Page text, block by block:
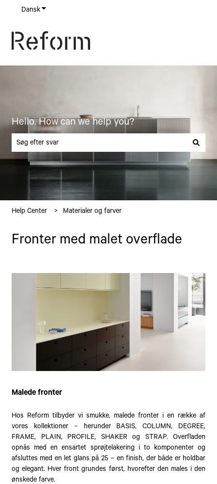
DanskVis undermenu for oversættelser
Hello. How can we help you?
Der er ingen forslag, da søgefeltet er tomt.
Help Center Materialer og farver
Fronter med malet overflade
Malede fronter
Hos Reform tilbyder vi smukke, malede fronter i en række af
vores kollektioner – herunder BASIS, COLUMN, DEGREE,
FRAME, PLAIN, PROFILE, SHAKER og STRAP. Overfladen
opnås med en ensartet sprøjtelakering i to komponenter og
afsluttes med en let glans på 25 – en finish, der både er holdbar
og elegant. Hver front grundes først, hvorefter den males i den
ønskede farve.